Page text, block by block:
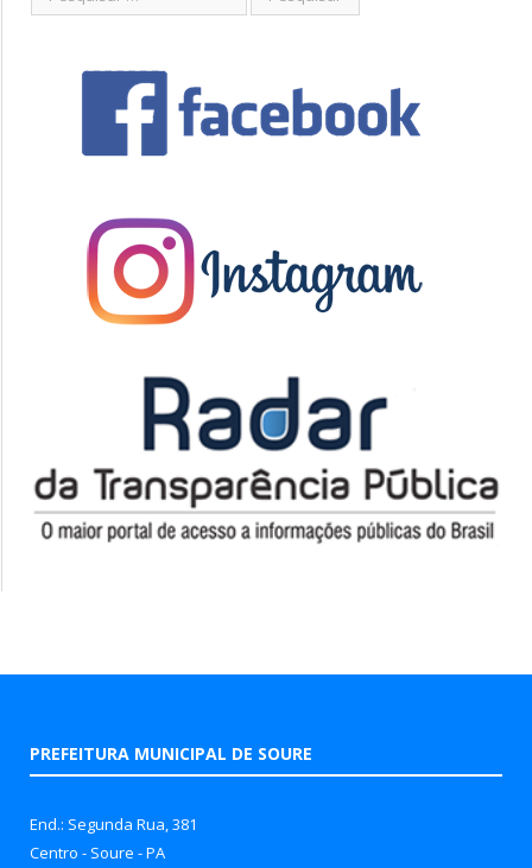
PREFEITURA MUNICIPAL DE SOURE
End.: Segunda Rua, 381
Centro - Soure - PA